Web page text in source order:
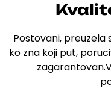
Postovani, preuzela
ko zna koji put,
zagarantovan.